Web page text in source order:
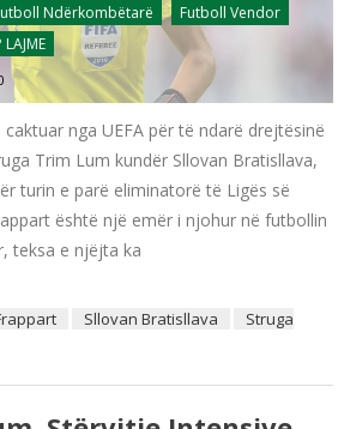
Ndërkombëtarë
Futboll Vendor
LAJME
nga UEFA për të ndarë drejtësinë
Trim Lum kundër Sllovan Bratisllava,
turin e parë eliminatorë të Ligës së
është një emër i njohur në futbollin
teksa e njëjta ka
Sllovan Bratisllava
Struga